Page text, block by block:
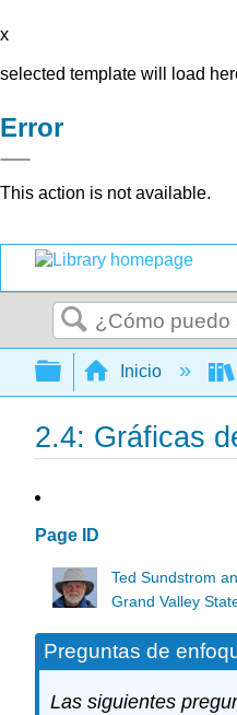
x
selected template will load
Error
This action is not available.
Buscar
Expandir/
Inicio
2.4: Gráficas
Page ID
Ted Sundstrom
Grand Valley
Preguntas de
Las siguientes